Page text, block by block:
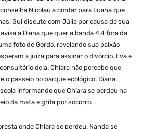
Nicolau a contar para Luana que
Gui discute com Júlia por causa de sua
a Diana que quer a banda 4.4 fora da
foto de Gordo, revelando sua paixão
a juíza para assinar o divórcio. Eva e
dela. Chiara não percebe que
o passeio no parque ecológico. Diana
informando que Chiara se perdeu na
da mata e grita por socorro.
onde Chiara se perdeu. Nanda se